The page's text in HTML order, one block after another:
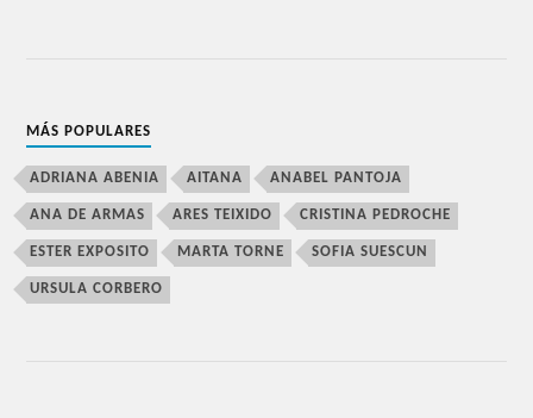
MÁS POPULARES
ADRIANA ABENIA AITANA ANABEL PANTOJA
ANA DE ARMAS ARES TEIXIDO CRISTINA PEDROCHE
ESTER EXPOSITO MARTA TORNE SOFIA SUESCUN
URSULA CORBERO